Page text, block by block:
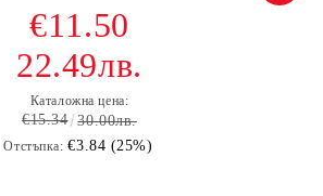
€11.50
22.49лв.
Каталожна цена:
€15.34 30.00лв.
Отстъпка: €3.84 (25%)